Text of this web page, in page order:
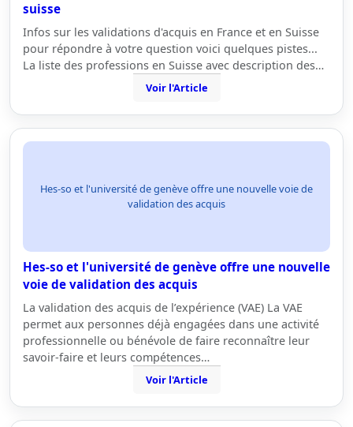
suisse
Infos sur les validations d'acquis en France et en Suisse
pour répondre à votre question voici quelques pistes...
La liste des professions en Suisse avec description des…
Voir l'Article
Hes-so et l'université de genève offre une nouvelle voie de
validation des acquis
Hes-so et l'université de genève offre une nouvelle
voie de validation des acquis
La validation des acquis de l’expérience (VAE) La VAE
permet aux personnes déjà engagées dans une activité
professionnelle ou bénévole de faire reconnaître leur
savoir-faire et leurs compétences…
Voir l'Article